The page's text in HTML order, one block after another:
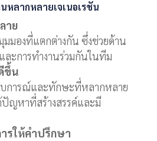
หลากหลายเจเนอเรชัน
าย
มมองที่แตกต่างกัน ซึ่งช่วยด้าน
ะการทำงานร่วมกันในทีม
ขึ้น
การณ์และทักษะที่หลากหลาย
ปัญหาที่สร้างสรรค์และมี
รให้คำปรึกษา